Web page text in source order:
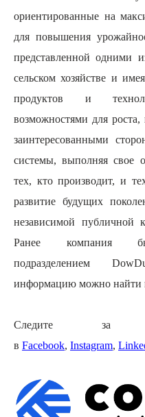
ориентированные на
для повышения
представленной одними
сельском хозяйстве и
продуктов и
возможностями для роста,
заинтересованными
системы, выполняя свое
тех, кто производит, и
развитие будущих
независимой публичной
Ранее компания
подразделением
информацию можно найти
Следите
в Facebook, Instagram,